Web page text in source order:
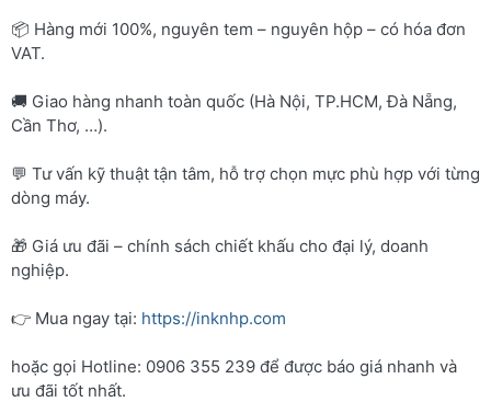
📦 Hàng mới 100%, nguyên tem – nguyên hộp – có hóa đơn
VAT.
🚚 Giao hàng nhanh toàn quốc (Hà Nội, TP.HCM, Đà Nẵng,
Cần Thơ, …).
💬 Tư vấn kỹ thuật tận tâm, hỗ trợ chọn mực phù hợp với từng
dòng máy.
🎁 Giá ưu đãi – chính sách chiết khấu cho đại lý, doanh
nghiệp.
👉 Mua ngay tại: https://inknhp.com
hoặc gọi Hotline: 0906 355 239 để được báo giá nhanh và
ưu đãi tốt nhất.